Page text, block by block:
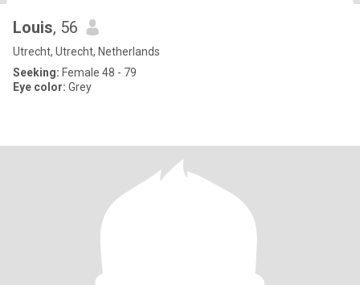
Louis, 56
Utrecht, Utrecht, Netherlands
Seeking: Female 48 - 79
Eye color: Grey